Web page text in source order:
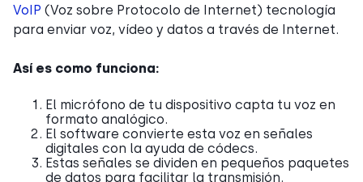
VoIP (Voz sobre Protocolo de Internet) tecnología
para enviar voz, vídeo y datos a través de Internet.
Así es como funciona:
El micrófono de tu dispositivo capta tu voz en
formato analógico.
El software convierte esta voz en señales
digitales con la ayuda de códecs.
Estas señales se dividen en pequeños paquetes
de datos para facilitar la transmisión.